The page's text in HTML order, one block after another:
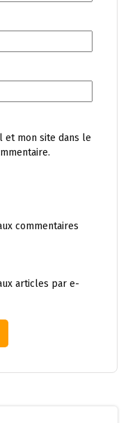
et mon site dans le
commentaires
articles par e-